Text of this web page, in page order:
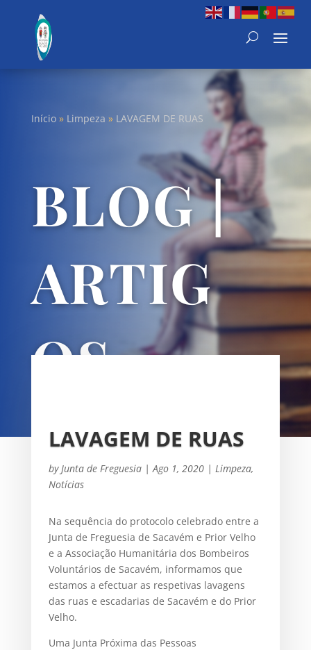
Início» Limpeza » LAVAGEM DE RUAS
BLOG |
ARTIG
OS
LAVAGEM DE RUAS
by Junta de Freguesia| Ago 1, 2020| Limpeza,
Notícias
Na sequência do protocolo celebrado entre a
Junta de Freguesia de Sacavém e Prior Velho
e a Associação Humanitária dos Bombeiros
Voluntários de Sacavém, informamos que
estamos a efectuar as respetivas lavagens
das ruas e escadarias de Sacavém e do Prior
Velho.
Uma Junta Próxima das Pessoas